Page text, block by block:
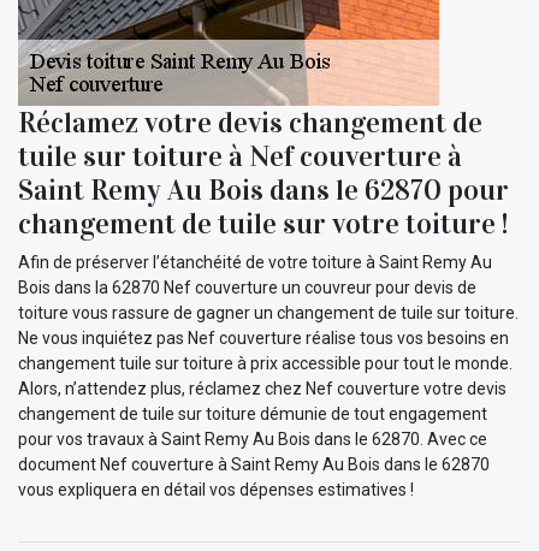
Réclamez votre devis changement de
tuile sur toiture à Nef couverture à
Saint Remy Au Bois dans le 62870 pour
changement de tuile sur votre toiture !
Afin de préserver l’étanchéité de votre toiture à Saint Remy Au
Bois dans la 62870 Nef couverture un couvreur pour devis de
toiture vous rassure de gagner un changement de tuile sur toiture.
Ne vous inquiétez pas Nef couverture réalise tous vos besoins en
changement tuile sur toiture à prix accessible pour tout le monde.
Alors, n’attendez plus, réclamez chez Nef couverture votre devis
changement de tuile sur toiture démunie de tout engagement
pour vos travaux à Saint Remy Au Bois dans le 62870. Avec ce
document Nef couverture à Saint Remy Au Bois dans le 62870
vous expliquera en détail vos dépenses estimatives !